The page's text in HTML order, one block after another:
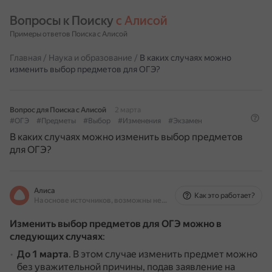
Вопросы к Поиску с Алисой
Примеры ответов Поиска с Алисой
Главная / Наука и образование / В каких случаях можно
изменить выбор предметов для ОГЭ?
Вопрос для Поиска с Алисой
2 марта
#ОГЭ
#Предметы #Выбор #Изменения #Экзамен
В каких случаях можно изменить выбор предметов
для ОГЭ?
Алиса
На основе источников, возможны неточности
Как это работает?
Изменить выбор предметов для ОГЭ можно в
следующих случаях:
До 1 марта. В этом случае изменить предмет можно
без уважительной причины, подав заявление на